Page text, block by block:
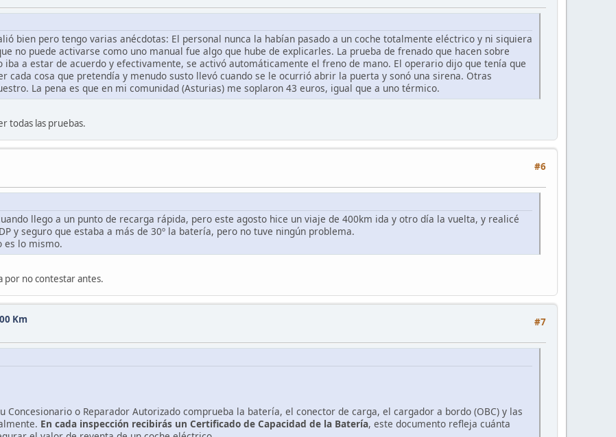
bien pero tengo varias anécdotas: El personal nunca la habían pasado a un coche totalmente eléctrico y ni siquiera
no puede activarse como uno manual fue algo que hube de explicarles. La prueba de frenado que hacen sobre
a estar de acuerdo y efectivamente, se activó automáticamente el freno de mano. El operario dijo que tenía que
cada cosa que pretendía y menudo susto llevó cuando se le ocurrió abrir la puerta y sonó una sirena. Otras
La pena es que en mi comunidad (Asturias) me soplaron 43 euros, igual que a uno térmico.
todas las pruebas.
#6
llego a un punto de recarga rápida, pero este agosto hice un viaje de 400km ida y otro día la vuelta, y realicé
y seguro que estaba a más de 30º la batería, pero no tuve ningún problema.
es lo mismo.
por no contestar antes.
#7
Km
Concesionario o Reparador Autorizado comprueba la batería, el conector de carga, el cargador a bordo (OBC) y las
En cada inspección recibirás un Certificado de Capacidad de la Batería, este documento refleja cuánta